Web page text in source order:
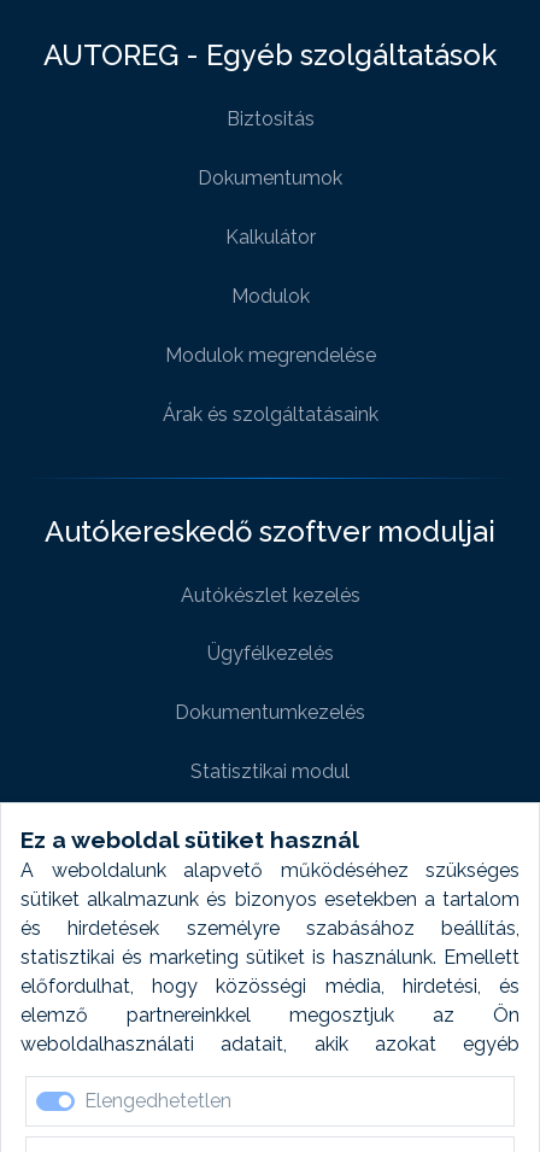
Ez a weboldal sütiket használ
A weboldalunk alapvető működéséhez szükséges
sütiket alkalmazunk és bizonyos esetekben a tartalom
és hirdetések személyre szabásához beállítás,
statisztikai és marketing sütiket is használunk. Emellett
előfordulhat, hogy közösségi média, hirdetési, és
elemző partnereinkkel megosztjuk az Ön
weboldalhasználati adatait, akik azokat egyéb
forrásokból gyűjtött adatokkal kombinálhatják. A sütik
elfogadásával kapcsolatosan naplózást végzünk és
ezen adatokat 6 hónap után automatikusan töröljük. A
Elengedhetetlen
AUTOREG - Egyéb szolgáltatások
Biztositás
Dokumentumok
Kalkulátor
Modulok
Modulok megrendelése
Árak és szolgáltatásaink
Autókereskedő szoftver moduljai
Autókészlet kezelés
Ügyfélkezelés
Dokumentumkezelés
Statisztikai modul
Weboldal modul
Fényképtár extra modul
Autómosó modul
Feladatütemezés